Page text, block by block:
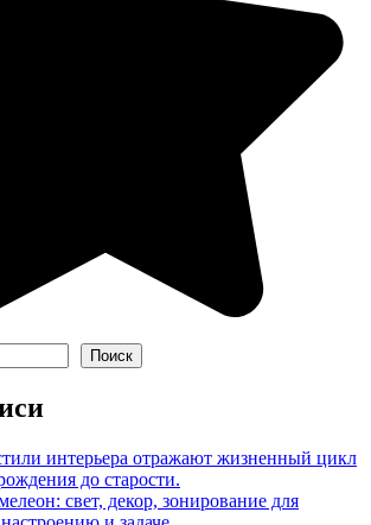
Поиск
интерьера отражают жизненный цикл
до старости.
свет, декор, зонирование для